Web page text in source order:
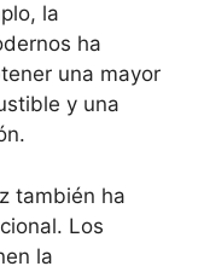
la
ha
una mayor
y una
también ha
Los
la